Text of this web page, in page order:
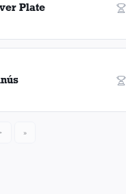
Plate
»